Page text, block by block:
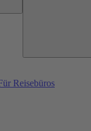
Reisebüros